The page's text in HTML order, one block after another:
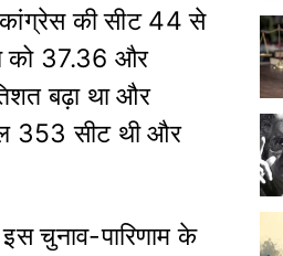
की सीट 44 से
को 37.36 और
बढ़ा था और
353 सीट थी और
चुनाव-पारिणाम के